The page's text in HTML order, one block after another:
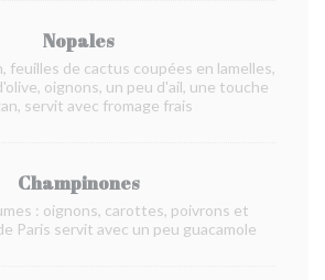
Nopales
feuilles de cactus coupées en lamelles,
oignons, un peu d'ail, une touche
servit avec fromage frais
Champinones
: oignons, carottes, poivrons et
Paris servit avec un peu guacamole